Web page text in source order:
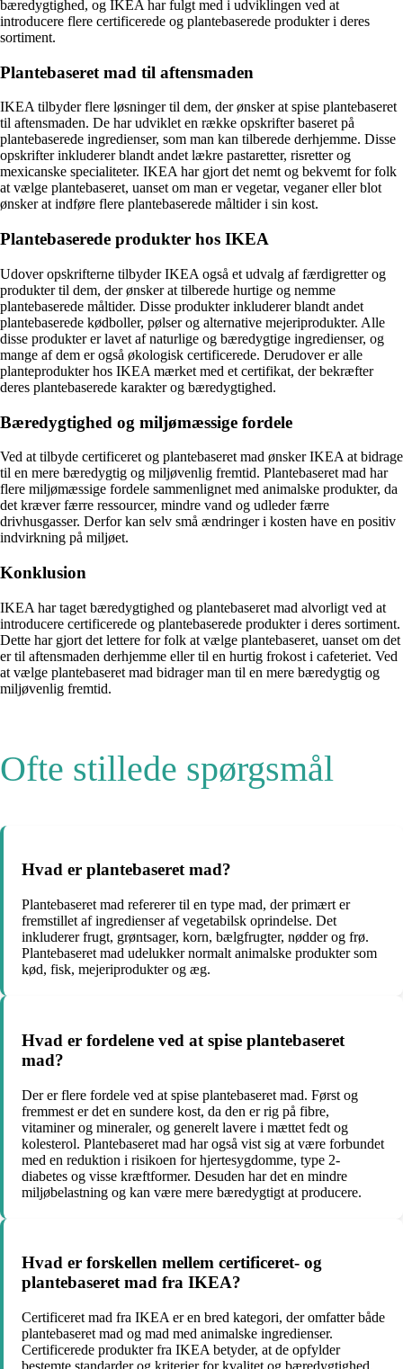
bæredygtighed, og IKEA har fulgt med i udviklingen ved at
introducere flere certificerede og plantebaserede produkter i deres
sortiment.
Plantebaseret mad til aftensmaden
IKEA tilbyder flere løsninger til dem, der ønsker at spise plantebaseret
til aftensmaden. De har udviklet en række opskrifter baseret på
plantebaserede ingredienser, som man kan tilberede derhjemme. Disse
opskrifter inkluderer blandt andet lækre pastaretter, risretter og
mexicanske specialiteter. IKEA har gjort det nemt og bekvemt for folk
at vælge plantebaseret, uanset om man er vegetar, veganer eller blot
ønsker at indføre flere plantebaserede måltider i sin kost.
Plantebaserede produkter hos IKEA
Udover opskrifterne tilbyder IKEA også et udvalg af færdigretter og
produkter til dem, der ønsker at tilberede hurtige og nemme
plantebaserede måltider. Disse produkter inkluderer blandt andet
plantebaserede kødboller, pølser og alternative mejeriprodukter. Alle
disse produkter er lavet af naturlige og bæredygtige ingredienser, og
mange af dem er også økologisk certificerede. Derudover er alle
planteprodukter hos IKEA mærket med et certifikat, der bekræfter
deres plantebaserede karakter og bæredygtighed.
Bæredygtighed og miljømæssige fordele
Ved at tilbyde certificeret og plantebaseret mad ønsker IKEA at bidrage
til en mere bæredygtig og miljøvenlig fremtid. Plantebaseret mad har
flere miljømæssige fordele sammenlignet med animalske produkter, da
det kræver færre ressourcer, mindre vand og udleder færre
drivhusgasser. Derfor kan selv små ændringer i kosten have en positiv
indvirkning på miljøet.
Konklusion
IKEA har taget bæredygtighed og plantebaseret mad alvorligt ved at
introducere certificerede og plantebaserede produkter i deres sortiment.
Dette har gjort det lettere for folk at vælge plantebaseret, uanset om det
er til aftensmaden derhjemme eller til en hurtig frokost i cafeteriet. Ved
at vælge plantebaseret mad bidrager man til en mere bæredygtig og
miljøvenlig fremtid.
Ofte stillede spørgsmål
Hvad er plantebaseret mad?
Plantebaseret mad refererer til en type mad, der primært er
fremstillet af ingredienser af vegetabilsk oprindelse. Det
inkluderer frugt, grøntsager, korn, bælgfrugter, nødder og frø.
Plantebaseret mad udelukker normalt animalske produkter som
kød, fisk, mejeriprodukter og æg.
Hvad er fordelene ved at spise plantebaseret
mad?
Der er flere fordele ved at spise plantebaseret mad. Først og
fremmest er det en sundere kost, da den er rig på fibre,
vitaminer og mineraler, og generelt lavere i mættet fedt og
kolesterol. Plantebaseret mad har også vist sig at være forbundet
med en reduktion i risikoen for hjertesygdomme, type 2-
diabetes og visse kræftformer. Desuden har det en mindre
miljøbelastning og kan være mere bæredygtigt at producere.
Hvad er forskellen mellem certificeret- og
plantebaseret mad fra IKEA?
Certificeret mad fra IKEA er en bred kategori, der omfatter både
plantebaseret mad og mad med animalske ingredienser.
Certificerede produkter fra IKEA betyder, at de opfylder
bestemte standarder og kriterier for kvalitet og bæredygtighed.